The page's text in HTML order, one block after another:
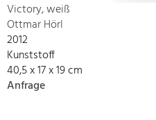
Victory, weiß
Ottmar Hörl
2012
Kunststoff
40,5 x 17 x 19 cm
Anfrage